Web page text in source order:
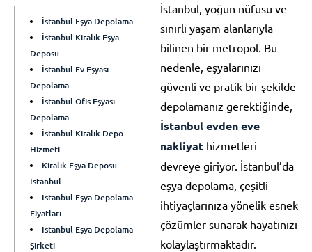
İstanbul Eşya Depolama
İstanbul Kiralık Eşya
Deposu
İstanbul Ev Eşyası
Depolama
İstanbul Ofis Eşyası
Depolama
İstanbul Kiralık Depo
Hizmeti
Kiralık Eşya Deposu
İstanbul
İstanbul Eşya Depolama
Fiyatları
İstanbul Eşya Depolama
Şirketi
İstanbul, yoğun nüfusu ve
sınırlı yaşam alanlarıyla
bilinen bir metropol. Bu
nedenle, eşyalarınızı
güvenli ve pratik bir şekilde
depolamanız gerektiğinde,
İstanbul evden eve
nakliyat hizmetleri
devreye giriyor. İstanbul’da
eşya depolama, çeşitli
ihtiyaçlarınıza yönelik esnek
çözümler sunarak hayatınızı
kolaylaştırmaktadır.